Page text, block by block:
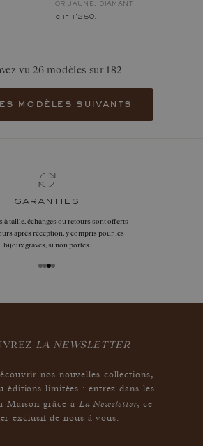
OR JAUNE, DIAMANT
chf 1'250.–
vu 26 modèles sur 182
modèles suivants
garanties
à taille, échanges ou retours sont offerts
après réception, y compris pour les
bijoux gravés, si non portés.
LA NEWSLETTER
nos nouvelles collections,
éditions limitées : entrez dans les
Maison grâce à La Newsletter,ce
exclusif de nous à vous.